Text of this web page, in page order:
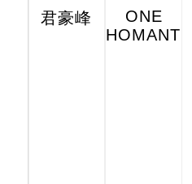
君豪峰
ONE
HOMANTIN